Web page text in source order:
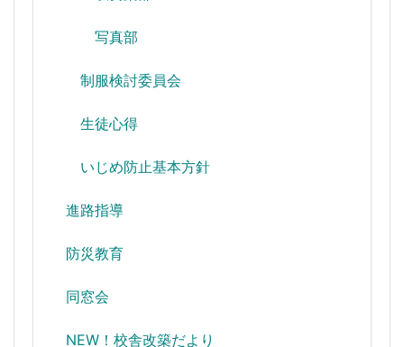
写真部
制服検討委員会
生徒心得
いじめ防止基本方針
進路指導
防災教育
同窓会
NEW！校舎改築だより